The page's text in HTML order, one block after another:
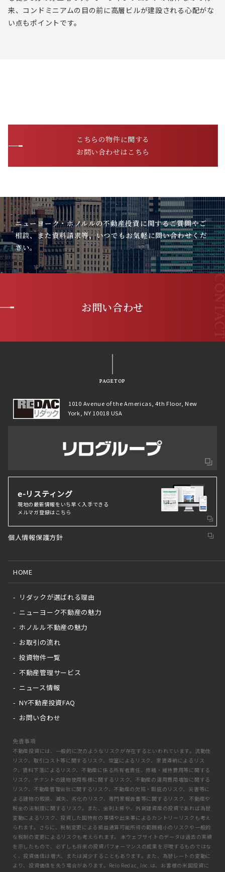
来、コンドミニアムの目の前に高層ビルが建設される心配がな
い点もポイントです。
こちらの物件に関する
お問い合わせはこちら
ニューヨーク・ホノルルの不動産投資に関するご質問やご
相談、また資料請求等、いつでもお気軽に問い合わせくだ
さい。
お問い合わせ
PAGETOP
1010 Avenue of the Americas, 4th Floor, New
York, NY 10018 USA
e-リスティング
現地の最新情報をいち早く⼊⼿できる
メルマガ登録はこちら
個人情報保護方針
HOME
リダックが選ばれる理由
ニューヨーク不動産の魅力
ホノルル不動産の魅力
お取引の流れ
投資物件一覧
不動産管理サービス
ニュース情報
NY不動産投資FAQ
お問い合わせ
免責事項
不動産投資には、一般的に次のようなリスクが存在するといわれています。流動性
リスク、取引コスト等に関するリスク、空室によるリスク、家賃滞納によるリス
ク、賃料下落によるリスク、不動産に係る所有者責任、修繕・維持費用等に関する
リスク、テナントの建物使用態様に関するリスク、不動産の運用費用増加に関する
リスク、不動産管理会社に関するリスク、不動産の欠陥・瑕疵のリスク、災害等に
よる建物の毀損、滅失、劣化のリスク、専門家報告書等に関するリスク、不動産や
税金の法制度に関するリスク。また、金利上昇や、外貨建資産の投資であれば為替
変動によるリスク、投資した国特有の事情や出来事によるカントリーリスクも考え
られます。さらに、税制変更による損益通算可能所得の範囲縮小のリスクや一般的
な税制の変更によるリスクも考えられます。 本ウェブサイトのデータは過去の実績
を示したもので、必ずしも将来の投資パフォーマンスの成果を示唆するものではな
く、投資価値は増大、または減少することもあります。また、為替レートの変動に
より、投資価値を失う場合があります。Relo Redac, Inc.は、お客様の米国投資に